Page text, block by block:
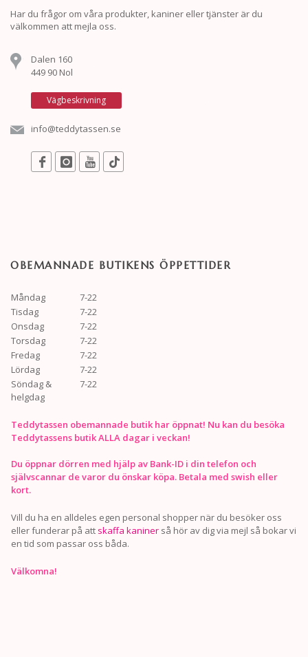
Har du frågor om våra produkter, kaniner eller tjänster är du
välkommen att mejla oss.
Dalen 160
449 90 Nol
Vägbeskrivning
info@teddytassen.se
OBEMANNADE BUTIKENS ÖPPETTIDER
Måndag
7-22
Tisdag
7-22
Onsdag
7-22
Torsdag
7-22
Fredag
7-22
Lördag
7-22
Söndag &
helgdag
7-22
Teddytassen obemannade butik har öppnat! Nu kan du besöka
Teddytassens butik ALLA dagar i veckan!
Du öppnar dörren med hjälp av Bank-ID i din telefon och
självscannar de varor du önskar köpa. Betala med swish eller
kort.
Vill du ha en alldeles egen personal shopper när du besöker oss
eller funderar på att skaffa kaniner så hör av dig via mejl så bokar vi
en tid som passar oss båda.
Välkomna!